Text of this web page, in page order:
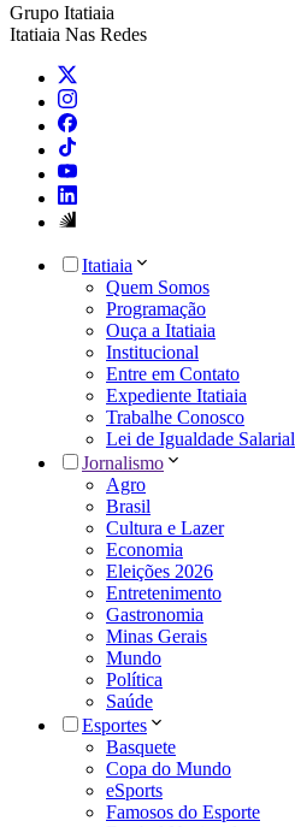
Grupo Itatiaia
Itatiaia Nas Redes
Itatiaia
Quem Somos
Programação
Ouça a Itatiaia
Institucional
Entre em Contato
Expediente Itatiaia
Trabalhe Conosco
Lei de Igualdade Salarial
Jornalismo
Agro
Brasil
Cultura e Lazer
Economia
Eleições 2026
Entretenimento
Gastronomia
Minas Gerais
Mundo
Política
Saúde
Esportes
Basquete
Copa do Mundo
eSports
Famosos do Esporte